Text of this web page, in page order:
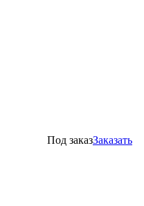
Под заказЗаказать